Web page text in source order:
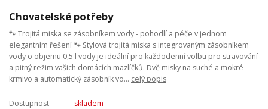
Chovatelské potřeby
🐾 Trojitá miska se zásobníkem vody - pohodlí a péče v jednom
elegantním řešení 🐾 Stylová trojitá miska s integrovaným zásobníkem
vody o objemu 0,5 l vody je ideální pro každodenní volbu pro stravování
a pitný režim vašich domácích mazlíčků. Dvě misky na suché a mokré
krmivo a automatický zásobník vo... celý popis
Dostupnost
skladem